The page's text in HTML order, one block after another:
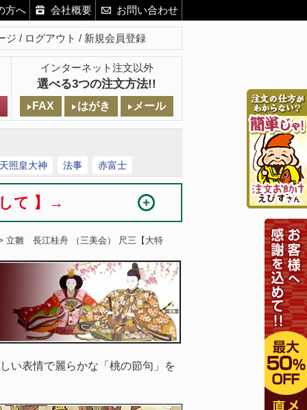
方へ 会社概要 お問い合わせ
ジ ログアウト 新規会員登録
インターネット注文以外
選べる3つの注文方法!!
FAX はがき メール
照皇大神 法事 赤富士
して 】→
立雛 長江桂舟 （三美会） 尺三【大特
い表情で麗らかな「桃の節句」を